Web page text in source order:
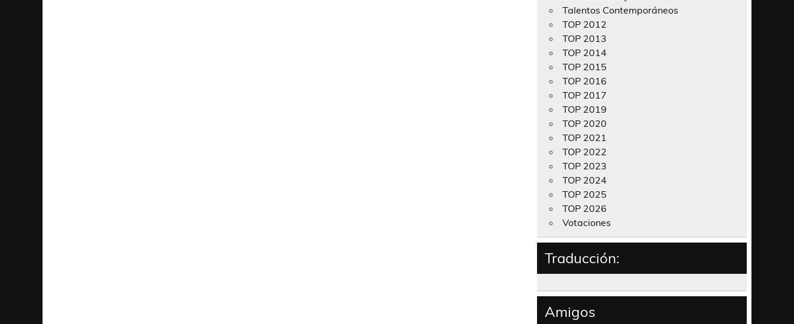
Talentos Contemporáneos
TOP 2012
TOP 2013
TOP 2014
TOP 2015
TOP 2016
TOP 2017
TOP 2019
TOP 2020
TOP 2021
TOP 2022
TOP 2023
TOP 2024
TOP 2025
TOP 2026
Votaciones
Traducción:
Amigos